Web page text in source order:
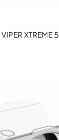
XTREME 5